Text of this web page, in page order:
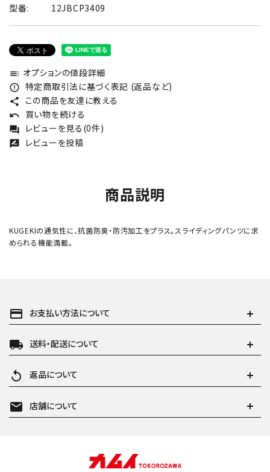
型番: 12JBCP3409
toc オプションの値段詳細
error_outline 特定商取引法に基づく表記 (返品など)
share この商品を友達に教える
undo 買い物を続ける
forum レビューを見る(0件)
rate_review レビューを投稿
商品説明
KUGEKIの通気性に、抗菌防臭・防汚加工をプラス。スライディングパンツに求
められる機能満載。
payment お支払い方法について
local_shipping 送料・配送について
replay 返品について
mail 店舗について